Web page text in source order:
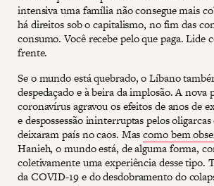
intensiva uma família não consegue mais
há direitos sob o capitalismo, no fim das
consumo. Você recebe pelo que paga. Lide
frente.
Se o mundo está quebrado, o Líbano
despedaçado e à beira da implosão. A nova
coronavírus agravou os efeitos de anos de
e despossessão ininterruptas pelos
deixaram país no caos. Mascomo bem
Hanieh, o mundo está, de alguma forma,
coletivamente uma experiência desse tipo.
da COVID-19 e do desdobramento do